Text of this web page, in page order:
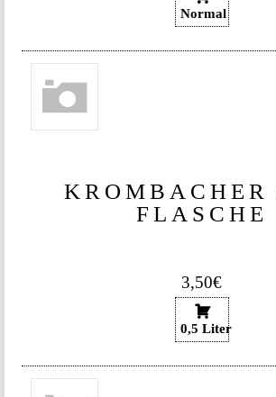
Normal
KROMBACHER
FLASCHE
3,50€
0,5 Liter